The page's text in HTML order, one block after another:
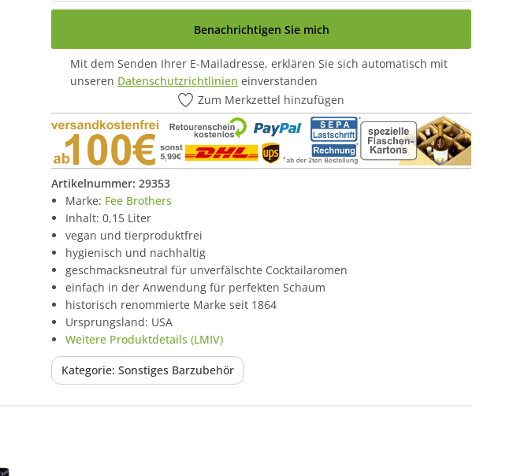
Benachrichtigen Sie mich
Mit dem Senden Ihrer E-Mailadresse, erklären Sie sich automatisch mit
unseren Datenschutzrichtlinien einverstanden
Zum Merkzettel hinzufügen
Artikelnummer: 29353
Marke: Fee Brothers
Inhalt: 0,15 Liter
vegan und tierproduktfrei
hygienisch und nachhaltig
geschmacksneutral für unverfälschte Cocktailaromen
einfach in der Anwendung für perfekten Schaum
historisch renommierte Marke seit 1864
Ursprungsland: USA
Weitere Produktdetails (LMIV)
Kategorie: Sonstiges Barzubehör